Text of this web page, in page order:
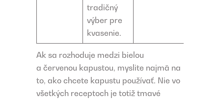
tradičný
výber pre
kvasenie.
Ak sa rozhoduje medzi bielou
a červenou kapustou, myslite najmä na
to, ako chcete kapustu používať. Nie vo
všetkých receptoch je totiž tmavé